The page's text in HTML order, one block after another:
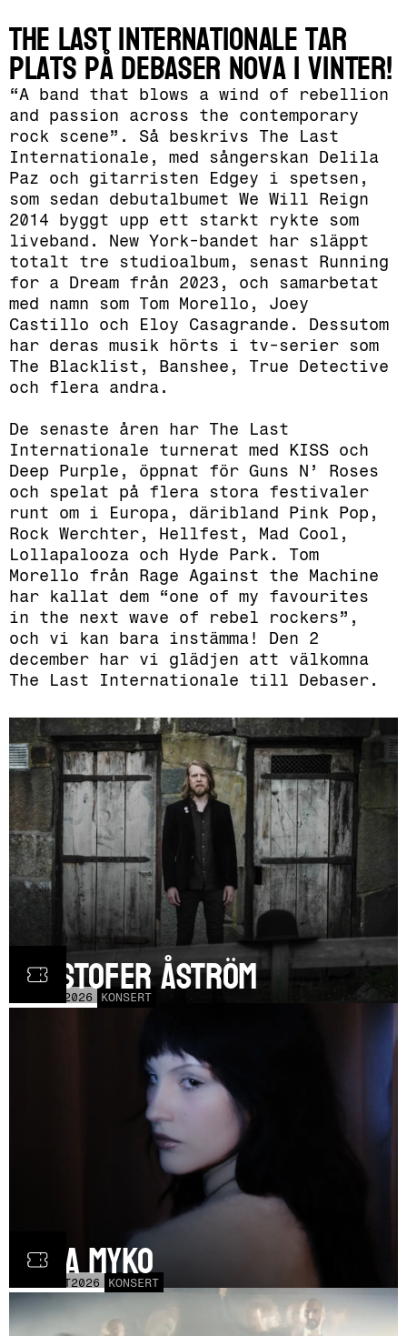
The Last Internationale tar
plats på Debaser Nova i vinter!
“A band that blows a wind of rebellion
and passion across the contemporary
rock scene”. Så beskrivs The Last
Internationale, med sångerskan Delila
Paz och gitarristen Edgey i spetsen,
som sedan debutalbumet We Will Reign
2014 byggt upp ett starkt rykte som
liveband. New York-bandet har släppt
totalt tre studioalbum, senast Running
for a Dream från 2023, och samarbetat
med namn som Tom Morello, Joey
Castillo och Eloy Casagrande. Dessutom
har deras musik hörts i tv-serier som
The Blacklist, Banshee, True Detective
och flera andra.
De senaste åren har The Last
Internationale turnerat med KISS och
Deep Purple, öppnat för Guns N’ Roses
och spelat på flera stora festivaler
runt om i Europa, däribland Pink Pop,
Rock Werchter, Hellfest, Mad Cool,
Lollapalooza och Hyde Park. Tom
Morello från Rage Against the Machine
har kallat dem “one of my favourites
in the next wave of rebel rockers”,
och vi kan bara instämma! Den 2
december har vi glädjen att välkomna
The Last Internationale till Debaser.
2026 KONSERT
Kristofer Åström
OCT2026 KONSERT
Olga Myko